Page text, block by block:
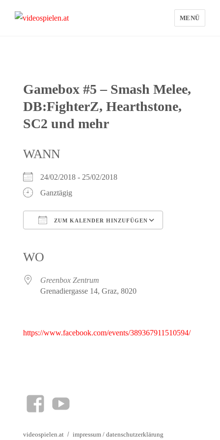
MENÜ
Gamebox #5 – Smash Melee,
DB:FighterZ, Hearthstone,
SC2 und mehr
WANN
24/02/2018 - 25/02/2018
Ganztägig
ZUM KALENDER HINZUFÜGEN
WO
Greenbox Zentrum
Grenadiergasse 14, Graz, 8020
https://www.facebook.com/events/389367911510594/
facebookYouTube
videospielen.at impressum /datenschutzerklärung